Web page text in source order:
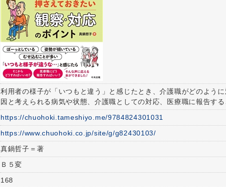
利用者の様子が「いつもと違う」と感じたとき、介護職がどのよう
因と考えられる病気や状態、介護職としての対応、医療職に報告する
https://chuohoki.tameshiyo.me/9784824301031
https://www.chuohoki.co.jp/site/g/g82430103/
真鍋哲子＝著
Ｂ５変
168